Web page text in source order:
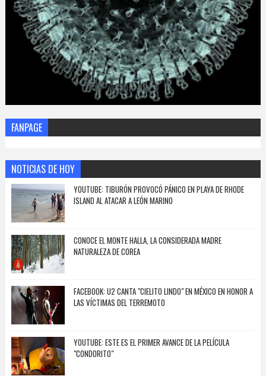
FANPAGE
NOTICIAS DE HOY
YOUTUBE: TIBURÓN PROVOCÓ PÁNICO EN PLAYA DE RHODE
ISLAND AL ATACAR A LEÓN MARINO
CONOCE EL MONTE HALLA, LA CONSIDERADA MADRE
NATURALEZA DE COREA
FACEBOOK: U2 CANTA "CIELITO LINDO" EN MÉXICO EN HONOR A
LAS VÍCTIMAS DEL TERREMOTO
YOUTUBE: ESTE ES EL PRIMER AVANCE DE LA PELÍCULA
"CONDORITO"